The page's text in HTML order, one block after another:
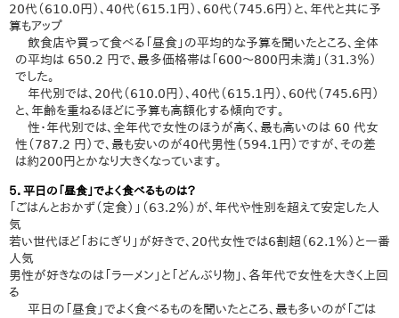
20代（610.0円）、40代（615.1円）、60代（745.6円）と、年代と共に予
算もアップ
飲食店や買って食べる「昼食」の平均的な予算を聞いたところ、全体
の平均は 650.2 円で、最多価格帯は「600〜800円未満」（31.3％）
でした。
年代別では、20代（610.0円）、40代（615.1円）、60代（745.6円）
と、年齢を重ねるほどに予算も高額化する傾向です。
性・年代別では、全年代で女性のほうが高く、最も高いのは 60 代女
性（787.2 円）で、最も安いのが40代男性（594.1円）ですが、その差
は約200円とかなり大きくなっています。
５．平日の「昼食」でよく食べるものは？
「ごはんとおかず（定食）」（63.2％）が、年代や性別を超えて安定した人
気
若い世代ほど「おにぎり」が好きで、20代女性では6割超（62.1％）と一番
人気
男性が好きなのは「ラーメン」と「どんぶり物」、各年代で女性を大きく上回
る
平日の「昼食」でよく食べるものを聞いたところ、最も多いのが「ごは